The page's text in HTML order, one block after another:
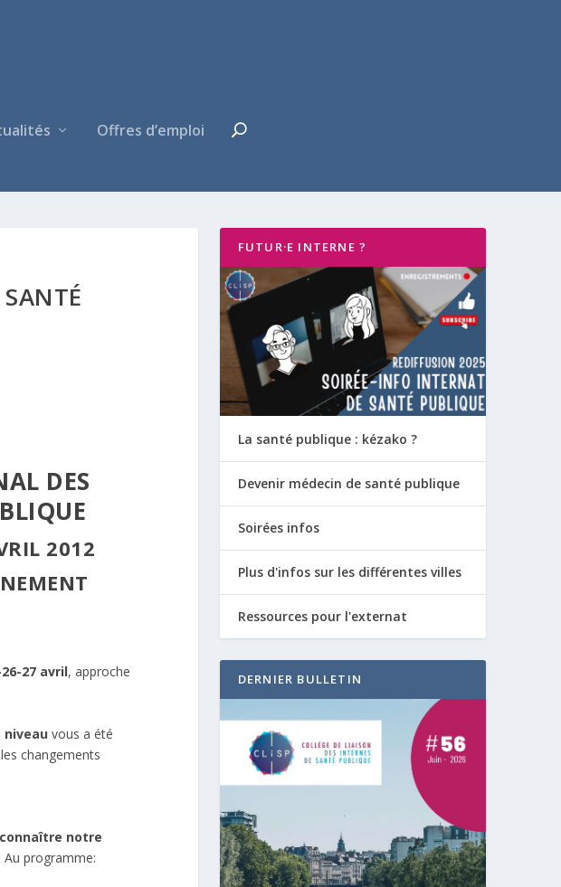
Offres d’emploi
DES
2012
27 avril, approche
vous a été
changements
notre
programme:
FUTUR·E INTERNE ?
La santé publique : kézako ?
Devenir médecin de santé publique
Soirées infos
Plus d'infos sur les différentes villes
Ressources pour l'externat
DERNIER BULLETIN